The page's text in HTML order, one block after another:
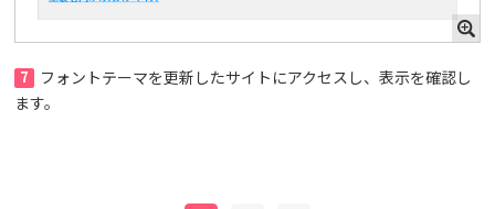
7
フォントテーマを更新したサイトにアクセスし、表示を確認し
ます。